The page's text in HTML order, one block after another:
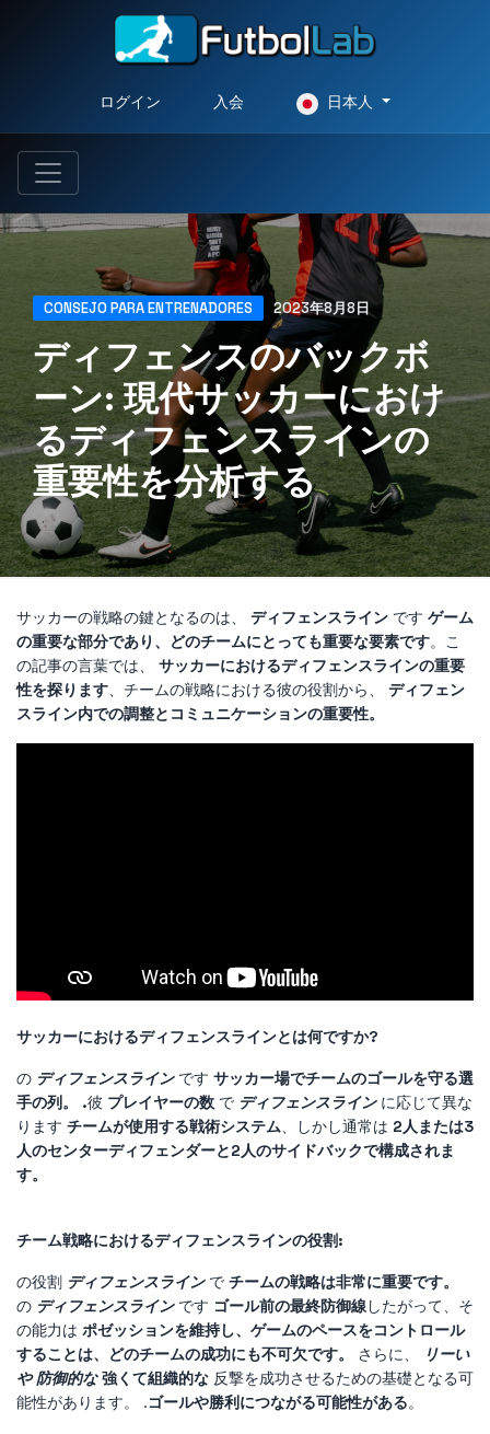
ログイン 入会 日本人
CONSEJO PARA ENTRENADORES 2023年8月8日
ディフェンスのバックボ
ーン: 現代サッカーにおけ
るディフェンスラインの
重要性を分析する
サッカーの戦略の鍵となるのは、 ディフェンスライン です ゲーム
の重要な部分であり、どのチームにとっても重要な要素です。こ
の記事の言葉では、 サッカーにおけるディフェンスラインの重要
性を探ります 、チームの戦略における彼の役割から、 ディフェン
スライン内での調整とコミュニケーションの重要性。
サッカーにおけるディフェンスラインとは何ですか?
の ディフェンスラインです サッカー場でチームのゴールを守る選
手の列。 .彼 プレイヤーの数 で ディフェンスライン に応じて異な
ります チームが使用する戦術システム、しかし通常は 2人または3
人のセンターディフェンダーと2人のサイドバックで構成されま
す。
チーム戦略におけるディフェンスラインの役割:
の役割 ディフェンスラインで チームの戦略は非常に重要です。
の ディフェンスライン です ゴール前の最終防御線したがって、そ
の能力は ポゼッションを維持し、ゲームのペースをコントロール
することは、どのチームの成功にも不可欠です。
さらに、 リーい
や防御的な強くて組織的な 反撃を成功させるための基礎となる可
能性があります。 .ゴールや勝利につながる可能性がある。